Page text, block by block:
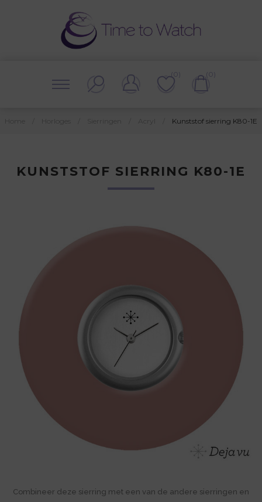
(0) (0)
Kunststof sierring K80-1E
KUNSTSTOF SIERRING K80-1E
Combineer deze sierring met een van de andere sierringen en